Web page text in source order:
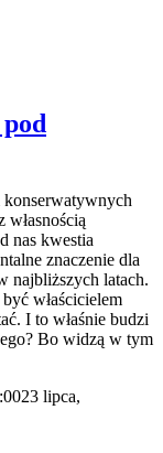
nas kwestia
znaczenie dla
najbliższych latach.
właścicielem
I to właśnie budzi
Bo widzą w tym
23 lipca,